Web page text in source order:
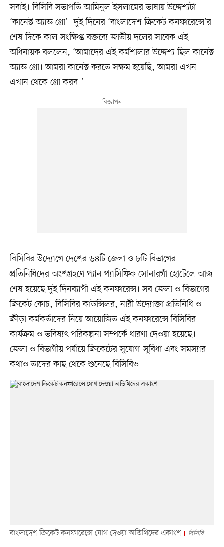
সবাই। বিসিবি সভাপতি আমিনুল ইসলামের ভাষায় উদ্দেশ্যটা
‘কানেক্ট অ্যান্ড গ্রো’। দুই দিনের ‘বাংলাদেশ ক্রিকেট কনফারেন্সে’র
শেষ দিকে কাল সংক্ষিপ্ত বক্তব্যে জাতীয় দলের সাবেক এই
অধিনায়ক বললেন, ‘আমাদের এই কর্মশালার উদ্দেশ্য ছিল কানেক্ট
অ্যান্ড গ্রো। আমরা কানেক্ট করতে সক্ষম হয়েছি, আমরা এখন
এখান থেকে গ্রো করব।’
বিসিবির উদ্যোগে দেশের ৬৪টি জেলা ও ৮টি বিভাগের
প্রতিনিধিদের অংশগ্রহণে প্যান প্যাসিফিক সোনারগাঁ হোটেলে আজ
শেষ হয়েছে দুই দিনব্যাপী এই কনফারেন্স। সব জেলা ও বিভাগের
ক্রিকেট কোচ, বিসিবির কাউন্সিলর, নারী উদ্যোক্তা প্রতিনিধি ও
ক্রীড়া কর্মকর্তাদের নিয়ে আয়োজিত এই কনফারেন্সে বিসিবির
কার্যক্রম ও ভবিষ্যৎ পরিকল্পনা সম্পর্কে ধারণা দেওয়া হয়েছে।
জেলা ও বিভাগীয় পর্যায়ে ক্রিকেটের সুযোগ-সুবিধা এবং সমস্যার
কথাও তাদের কাছ থেকে শুনেছে বিসিবিও।
বাংলাদেশ ক্রিকেট কনফারেন্সে যোগ দেওয়া অতিথিদের একাংশ বিসিবি